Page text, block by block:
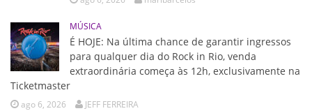
MÚSICA
É HOJE: Na última chance de garantir ingressos
para qualquer dia do Rock in Rio, venda
extraordinária começa às 12h, exclusivamente na
Ticketmaster
ago 6, 2026 JEFF FERREIRA